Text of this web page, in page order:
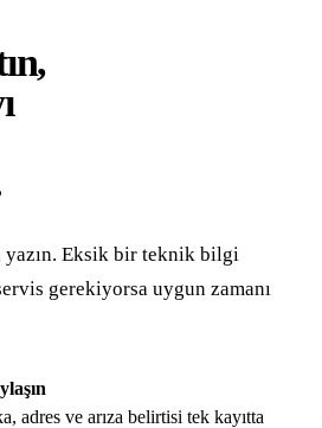
yazın. Eksik bir teknik bilgi
gerekiyorsa uygun zamanı
adres ve arıza belirtisi tek kayıtta